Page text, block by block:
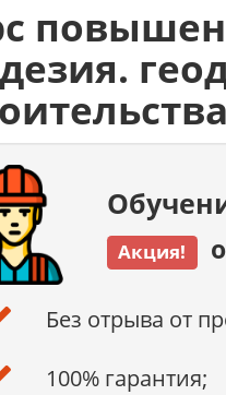
Акция!
Без отрыва от
100% гарантия;